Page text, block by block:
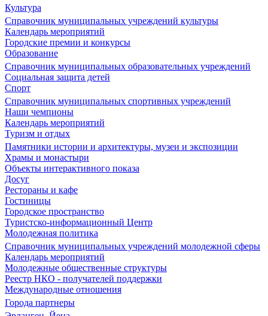
Культура
Справочник муниципальных учреждений культуры
Календарь мероприятий
Городские премии и конкурсы
Образование
Справочник муниципальных образовательных учреждений
Социальная защита детей
Спорт
Справочник муниципальных спортивных учреждений
Наши чемпионы
Календарь мероприятий
Туризм и отдых
Памятники истории и архитектуры, музеи и экспозиции
Храмы и монастыри
Объекты интерактивного показа
Досуг
Рестораны и кафе
Гостиницы
Городское пространство
Туристско-информационный Центр
Молодежная политика
Справочник муниципальных учреждений молодежной сферы
Календарь мероприятий
Молодежные общественные структуры
Реестр НКО - получателей поддержки
Международные отношения
Города партнеры